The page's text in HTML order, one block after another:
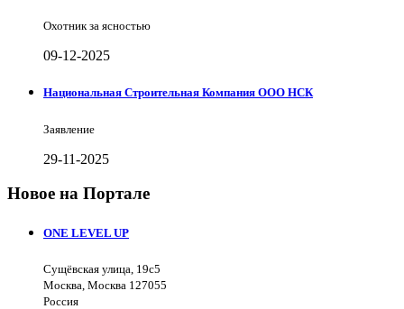
Охотник за ясностью
09-12-2025
Национальная Строительная Компания ООО НСК
Заявление
29-11-2025
Новое на Портале
ONE LEVEL UP
Сущёвская улица, 19с5
Москва, Москва 127055
Россия